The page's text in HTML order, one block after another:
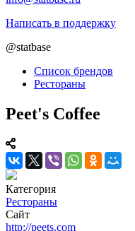
Написать в поддержку
@statbase
Список брендов
Рестораны
Peet's Coffee
Категория
Рестораны
Сайт
http://peets.com